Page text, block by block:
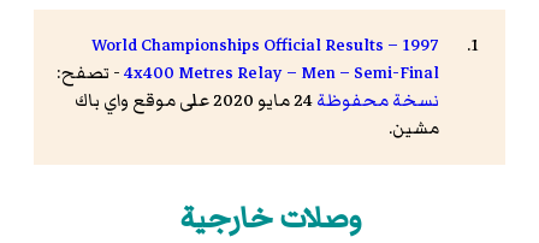
1997 World Championships Official Results –
4x400 Metres Relay – Men – Semi-Final- تصفح:
نسخة محفوظة
24 مايو 2020 على موقع واي باك
مشين.
وصلات خارجية